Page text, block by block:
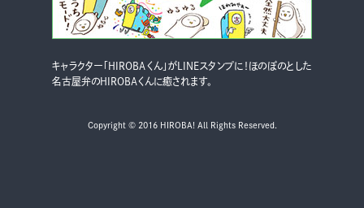
キャラクター「HIROBAくん」がLINEスタンプに！ほのぼのとした
名古屋弁のHIROBAくんに癒されます。
Copyright © 2016 HIROBA! All Rights Reserved.